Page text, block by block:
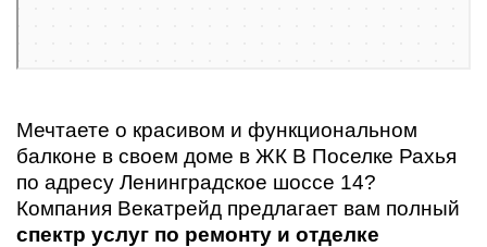
Мечтаете о красивом и функциональном
балконе в своем доме в ЖК В Поселке Рахья
по адресу Ленинградское шоссе 14?
Компания Векатрейд предлагает вам полный
спектр услуг по ремонту и отделке